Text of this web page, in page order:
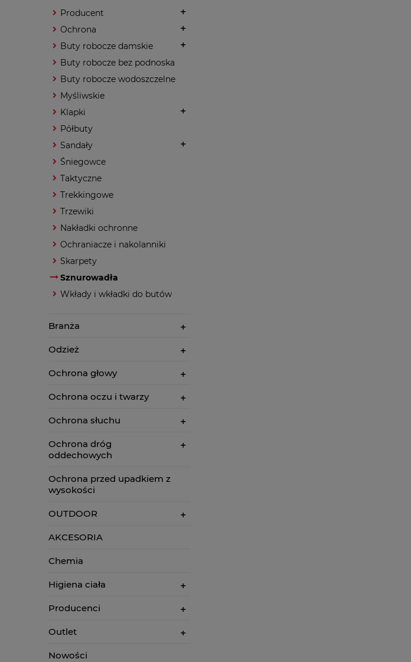
Producent
Ochrona
Buty robocze damskie
Buty robocze bez podnoska
Buty robocze wodoszczelne
Myśliwskie
Klapki
Półbuty
Sandały
Śniegowce
Taktyczne
Trekkingowe
Trzewiki
Nakładki ochronne
Ochraniacze i nakolanniki
Skarpety
Sznurowadła
Wkłady i wkładki do butów
Branża
Odzież
Ochrona głowy
Ochrona oczu i twarzy
Ochrona słuchu
Ochrona dróg
oddechowych
Ochrona przed upadkiem z
wysokości
OUTDOOR
AKCESORIA
Chemia
Higiena ciała
Producenci
Outlet
Nowości